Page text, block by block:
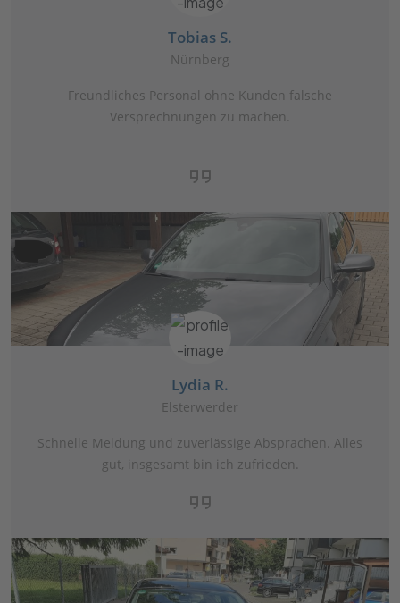
Tobias S.
Nürnberg
Freundliches Personal ohne Kunden falsche
Versprechnungen zu machen.
Lydia R.
Elsterwerder
Schnelle Meldung und zuverlässige Absprachen. Alles
gut, insgesamt bin ich zufrieden.